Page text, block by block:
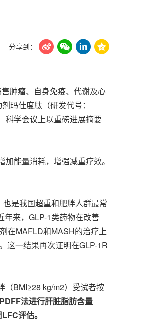
分享到：
肿瘤、自身免疫、代谢及心
玛仕度肽（研发代号：
科学会议上以重磅进展摘要
能量消耗，增强减重疗效。
是我国超重和肥胖人群最常
来，GLP-1类药物在改善
在MAFLD和MASH的治疗上
这一结果再次证明在GLP-1R
（BMI≥28 kg/m2）受试者按
法进行肝脏脂肪含量
评估。